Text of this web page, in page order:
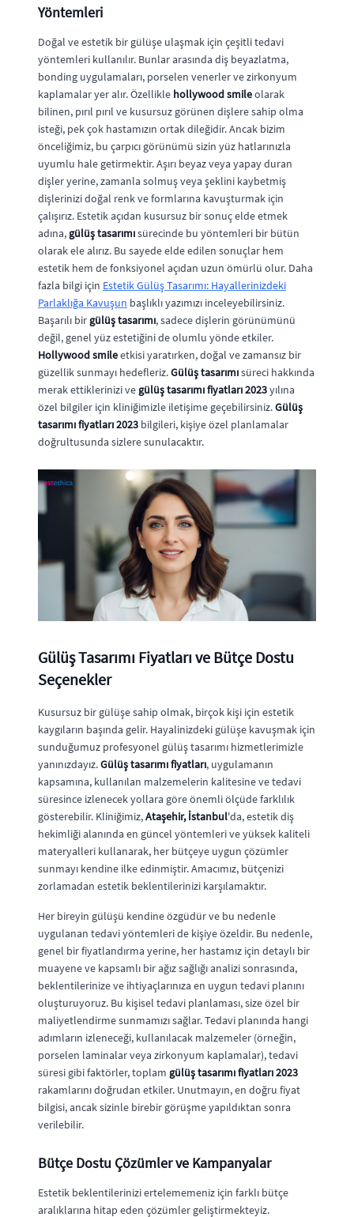
Yöntemleri
Doğal ve estetik bir gülüşe ulaşmak için çeşitli tedavi
yöntemleri kullanılır. Bunlar arasında diş beyazlatma,
bonding uygulamaları, porselen venerler ve zirkonyum
kaplamalar yer alır. Özellikle hollywood smileolarak
bilinen, pırıl pırıl ve kusursuz görünen dişlere sahip olma
isteği, pek çok hastamızın ortak dileğidir. Ancak bizim
önceliğimiz, bu çarpıcı görünümü sizin yüz hatlarınızla
uyumlu hale getirmektir. Aşırı beyaz veya yapay duran
dişler yerine, zamanla solmuş veya şeklini kaybetmiş
dişlerinizi doğal renk ve formlarına kavuşturmak için
çalışırız. Estetik açıdan kusursuz bir sonuç elde etmek
adına, gülüş tasarımısürecinde bu yöntemleri bir bütün
olarak ele alırız. Bu sayede elde edilen sonuçlar hem
estetik hem de fonksiyonel açıdan uzun ömürlü olur. Daha
fazla bilgi için Estetik Gülüş Tasarımı: Hayallerinizdeki
Parlaklığa Kavuşun başlıklı yazımızı inceleyebilirsiniz.
Başarılı bir gülüş tasarımı, sadece dişlerin görünümünü
değil, genel yüz estetiğini de olumlu yönde etkiler.
Hollywood smileetkisi yaratırken, doğal ve zamansız bir
güzellik sunmayı hedefleriz.Gülüş tasarımısüreci hakkında
merak ettiklerinizi ve gülüş tasarımı fiyatları 2023yılına
özel bilgiler için kliniğimizle iletişime geçebilirsiniz.Gülüş
tasarımı fiyatları 2023 bilgileri, kişiye özel planlamalar
doğrultusunda sizlere sunulacaktır.
Gülüş Tasarımı Fiyatları ve Bütçe Dostu
Seçenekler
Kusursuz bir gülüşe sahip olmak, birçok kişi için estetik
kaygıların başında gelir. Hayalinizdeki gülüşe kavuşmak için
sunduğumuz profesyonel gülüş tasarımı hizmetlerimizle
yanınızdayız.Gülüş tasarımı fiyatları, uygulamanın
kapsamına, kullanılan malzemelerin kalitesine ve tedavi
süresince izlenecek yollara göre önemli ölçüde farklılık
gösterebilir. Kliniğimiz,Ataşehir, İstanbul'da, estetik diş
hekimliği alanında en güncel yöntemleri ve yüksek kaliteli
materyalleri kullanarak, her bütçeye uygun çözümler
sunmayı kendine ilke edinmiştir. Amacımız, bütçenizi
zorlamadan estetik beklentilerinizi karşılamaktır.
Her bireyin gülüşü kendine özgüdür ve bu nedenle
uygulanan tedavi yöntemleri de kişiye özeldir. Bu nedenle,
genel bir fiyatlandırma yerine, her hastamız için detaylı bir
muayene ve kapsamlı bir ağız sağlığı analizi sonrasında,
beklentilerinize ve ihtiyaçlarınıza en uygun tedavi planını
oluşturuyoruz. Bu kişisel tedavi planlaması, size özel bir
maliyetlendirme sunmamızı sağlar. Tedavi planında hangi
adımların izleneceği, kullanılacak malzemeler (örneğin,
porselen laminalar veya zirkonyum kaplamalar), tedavi
süresi gibi faktörler, toplam gülüş tasarımı fiyatları 2023
rakamlarını doğrudan etkiler. Unutmayın, en doğru fiyat
bilgisi, ancak sizinle birebir görüşme yapıldıktan sonra
verilebilir.
Bütçe Dostu Çözümler ve Kampanyalar
Estetik beklentilerinizi ertelememeniz için farklı bütçe
aralıklarına hitap eden çözümler geliştirmekteyiz.